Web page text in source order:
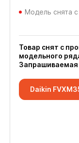
Модель снята
Товар снят с
модельного
Запрашиваемая
Daikin